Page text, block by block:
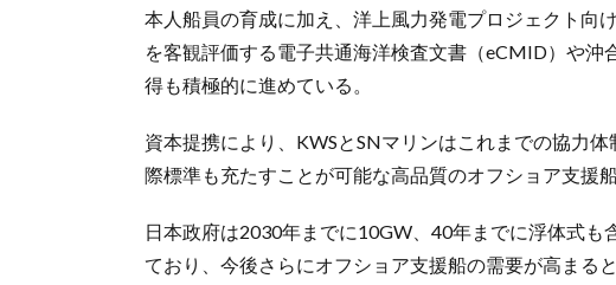
本人船員の育成に加え、洋上風力発電プロジェクト向
を客観評価する電子共通海洋検査文書（eCMID）や
得も積極的に進めている。
資本提携により、KWSとSNマリンはこれまでの協力
際標準も充たすことが可能な高品質のオフショア支援
日本政府は2030年までに10GW、40年までに浮体式
ており、今後さらにオフショア支援船の需要が高まる